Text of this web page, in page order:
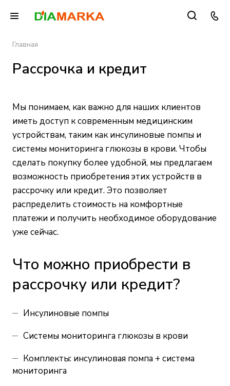
Главная
Рассрочка и кредит
Мы понимаем, как важно для наших клиентов
иметь доступ к современным медицинским
устройствам, таким как инсулиновые помпы и
системы мониторинга глюкозы в крови. Чтобы
сделать покупку более удобной, мы предлагаем
возможность приобретения этих устройств в
рассрочку или кредит. Это позволяет
распределить стоимость на комфортные
платежи и получить необходимое оборудование
уже сейчас.
Что можно приобрести в
рассрочку или кредит?
Инсулиновые помпы
Системы мониторинга глюкозы в крови
Комплекты: инсулиновая помпа + система
мониторинга